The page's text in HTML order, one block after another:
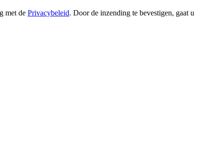
met de Privacybeleid. Door de inzending te bevestigen, gaat u